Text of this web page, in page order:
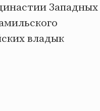
Западных
владык